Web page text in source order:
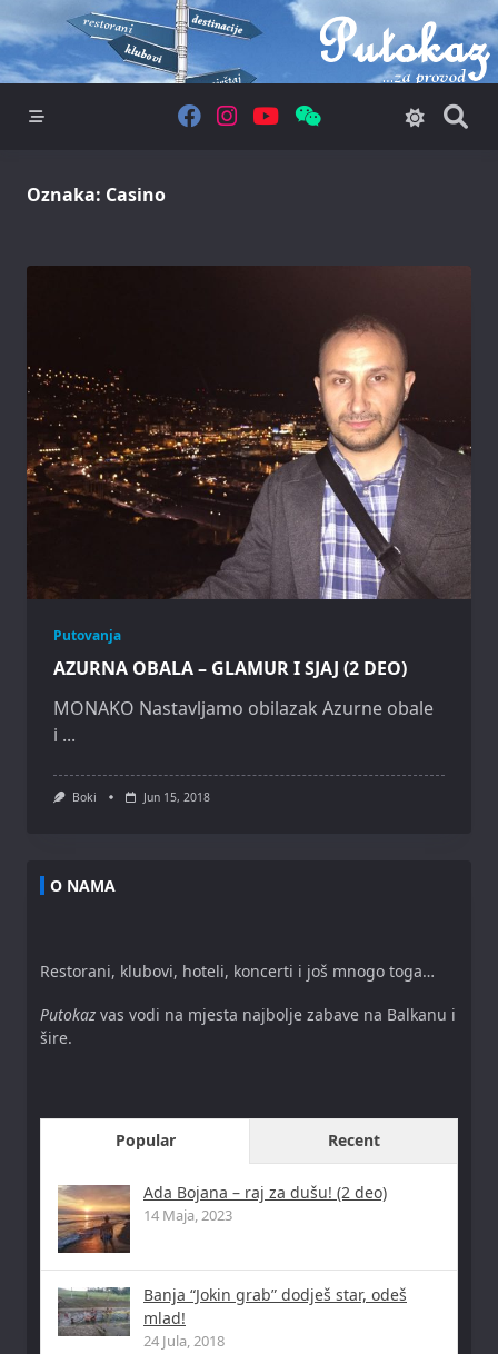
to
content
Oznaka: Casino
Putovanja
AZURNA OBALA – GLAMUR I SJAJ (2 DEO)
MONAKO Nastavljamo obilazak Azurne obale
i ...
Boki Jun 15, 2018
O NAMA
Restorani, klubovi, hoteli, koncerti i još mnogo toga…
Putokaz vas vodi na mjesta najbolje zabave na Balkanu i
šire.
Popular Recent
Ada Bojana – raj za dušu! (2 deo)
14 Maja, 2023
Banja “Jokin grab” dodješ star, odeš
mlad!
24 Jula, 2018